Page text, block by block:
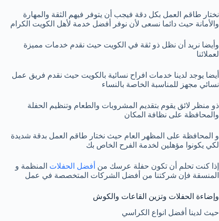
‏نختار طاقم العمل بكل دقة فيجب أن يتوفر فيهم الثقة والمهارة
والأمانة حيث دائما نسعى لأن نوفر أفضل خدمة لأهل الكويت الكرام
وأيضا نريد أن نظل ذو ثقة في الكويت حيث نقدم خدمات مميزة
لعملائنا
‏أيضا يوجد لدينا خدمات افراح نسائية بالكويت حيث نقدم فريق عمل
نسائي مجهز للمناسبة الخاصة بالنساء
ذو منظر لائق يقوم بتقديم المشروبات والطعام وتنظيم الحفلة
والمحافظة على نظافة المكان
و المحافظة على المظهر العام حيث نختار طاقم العمل بدقة شديدة
لكي يكونوا مؤهلين لخدمة الفرح الخاص بك
‏إذا كنت تحلم أن تكون حفلة عرسك من أفضل الحفلات المنظمة و
المنسقة فإن شركتنا من أفضل الشركات المتخصصة في عمل
وإضاءة الحفلات وتزين القاعات والكوش
حيث لدينا أفضل انواع الكراسي